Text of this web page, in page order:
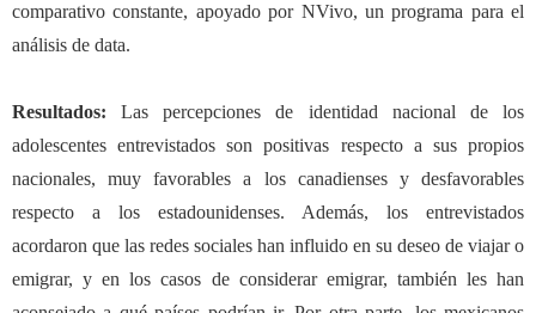
comparativo constante, apoyado por NVivo, un programa para el
análisis de data.
Resultados:Las percepciones de identidad nacional de los
adolescentes entrevistados son positivas respecto a sus propios
nacionales, muy favorables a los canadienses y desfavorables
respecto a los estadounidenses. Además, los entrevistados
acordaron que las redes sociales han influido en su deseo de viajar o
emigrar, y en los casos de considerar emigrar, también les han